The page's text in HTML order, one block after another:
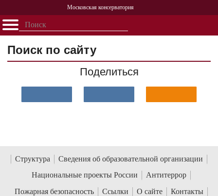
Московская консерватория
Открыть - закрыть
ГлавнаяСобытияАфишаУчеба
Партнерство
Поиск по сайту
Поделиться
Структура
Сведения об образовательной организации
Национальные проекты России
Антитеррор
Пожарная безопасность
Ссылки О сайте Контакты